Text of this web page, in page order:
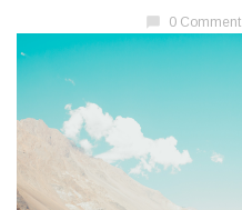
0 Comment